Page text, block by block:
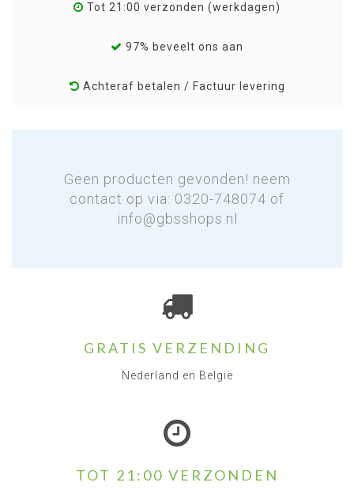
Tot 21:00 verzonden (werkdagen)
97% beveelt ons aan
Achteraf betalen / Factuur levering
Geen producten gevonden! neem
contact op via: 0320-748074 of
info@gbsshops.nl
GRATIS VERZENDING
Nederland en België
TOT 21:00 VERZONDEN